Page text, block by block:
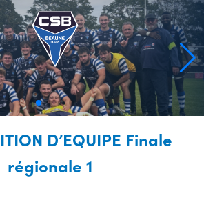
D’EQUIPE Finale
régionale 1